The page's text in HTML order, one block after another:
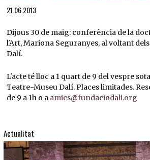
21.06.2013
Dijous 30 de maig: conferència de la
l'Art, Mariona Seguranyes, al voltant
Dalí.
L'acte té lloc a 1 quart de 9 del vespre
Teatre-Museu Dalí. Places limitades.
de 9 a 1h o a amics@fundaciodali.org
Actualitat